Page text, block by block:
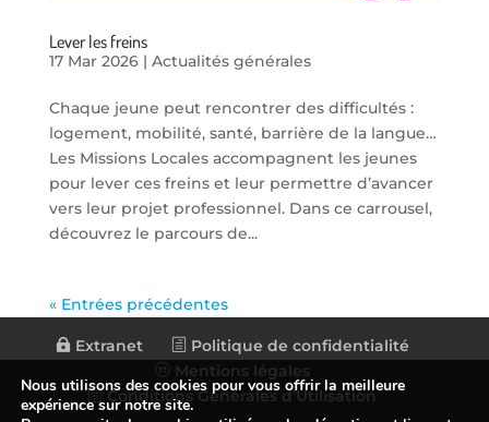
Lever les freins
17 Mar 2026| Actualités générales
Chaque jeune peut rencontrer des difficultés :
logement, mobilité, santé, barrière de la langue…
Les Missions Locales accompagnent les jeunes
pour lever ces freins et leur permettre d’avancer
vers leur projet professionnel. Dans ce carrousel,
découvrez le parcours de...
« Entrées précédentes
Extranet
Politique de confidentialité
Mentions légales
Conditions Générales d’Utilisation
Nous utilisons des cookies pour vous offrir la meilleure
expérience sur notre site.